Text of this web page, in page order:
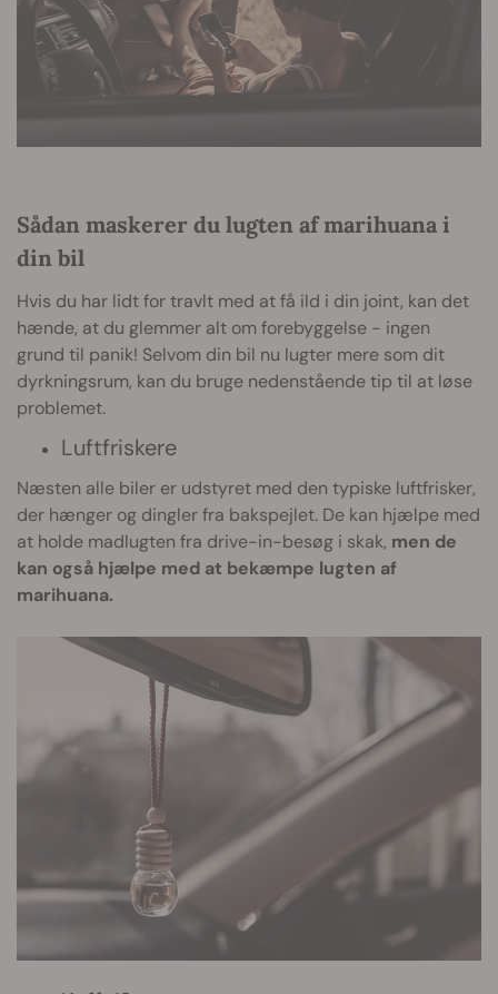
Sådan maskerer du lugten af marihuana i
din bil
Hvis du har lidt for travlt med at få ild i din joint, kan det
hænde, at du glemmer alt om forebyggelse - ingen
grund til panik! Selvom din bil nu lugter mere som dit
dyrkningsrum, kan du bruge nedenstående tip til at løse
problemet.
Luftfriskere
Næsten alle biler er udstyret med den typiske luftfrisker,
der hænger og dingler fra bakspejlet. De kan hjælpe med
at holde madlugten fra drive-in-besøg i skak, men de
kan også hjælpe med at bekæmpe lugten af
marihuana.